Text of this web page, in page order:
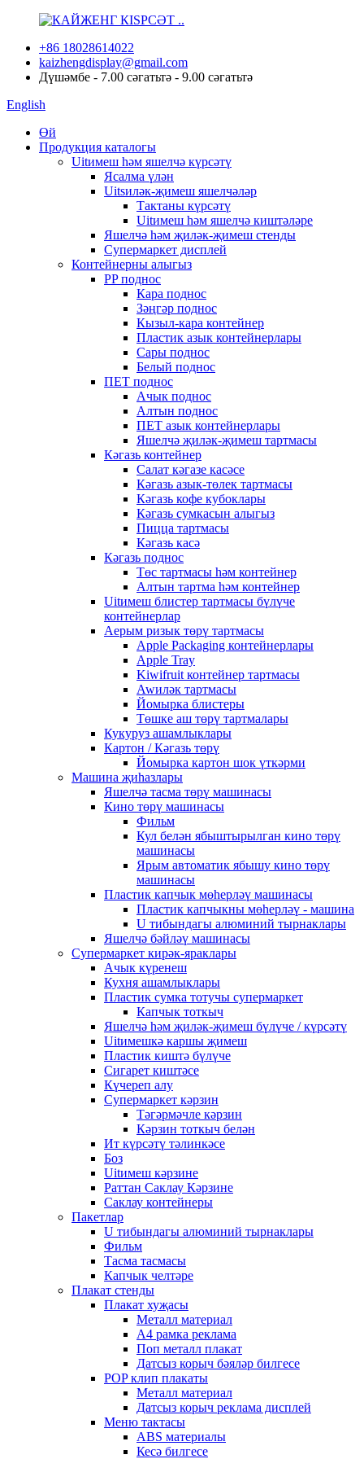
+86 18028614022
kaizhengdisplay@gmail.com
Дүшәмбе - 7.00 сәгатьтә - 9.00 сәгатьтә
English
Өй
Продукция каталогы
Uitимеш һәм яшелчә күрсәтү
Ясалма үлән
Uitsиләк-җимеш яшелчәләр
Тактаны күрсәтү
Uitимеш һәм яшелчә киштәләре
Яшелчә һәм җиләк-җимеш стенды
Супермаркет дисплей
Контейнерны алыгыз
PP поднос
Кара поднос
Зәңгәр поднос
Кызыл-кара контейнер
Пластик азык контейнерлары
Сары поднос
Белый поднос
ПЕТ поднос
Ачык поднос
Алтын поднос
ПЕТ азык контейнерлары
Яшелчә җиләк-җимеш тартмасы
Кәгазь контейнер
Салат кәгазе касәсе
Кәгазь азык-төлек тартмасы
Кәгазь кофе кубоклары
Кәгазь сумкасын алыгыз
Пицца тартмасы
Кәгазь касә
Кәгазь поднос
Төс тартмасы һәм контейнер
Алтын тартма һәм контейнер
Uitимеш блистер тартмасы бүлүче
контейнерлар
Аерым ризык төрү тартмасы
Apple Packaging контейнерлары
Apple Tray
Kiwifruit контейнер тартмасы
Awиләк тартмасы
Йомырка блистеры
Төшке аш төрү тартмалары
Кукуруз ашамлыклары
Картон / Кәгазь төрү
Йомырка картон шок үткәрми
Машина җиһазлары
Яшелчә тасма төрү машинасы
Кино төрү машинасы
Фильм
Кул белән ябыштырылган кино төрү
машинасы
Ярым автоматик ябышу кино төрү
машинасы
Пластик капчык мөһерләү машинасы
Пластик капчыкны мөһерләү - машина
U тибындагы алюминий тырнаклары
Яшелчә бәйләү машинасы
Супермаркет кирәк-яраклары
Ачык күренеш
Кухня ашамлыклары
Пластик сумка тотучы супермаркет
Капчык тоткыч
Яшелчә һәм җиләк-җимеш бүлүче / күрсәтү
Uitимешкә каршы җимеш
Пластик киштә бүлүче
Сигарет киштәсе
Күчереп алу
Супермаркет кәрзин
Тәгәрмәчле кәрзин
Кәрзин тоткыч белән
Ит күрсәтү тәлинкәсе
Боз
Uitимеш кәрзине
Раттан Саклау Кәрзине
Саклау контейнеры
Пакетлар
U тибындагы алюминий тырнаклары
Фильм
Тасма тасмасы
Капчык челтәре
Плакат стенды
Плакат хуҗасы
Металл материал
А4 рамка реклама
Поп металл плакат
Датсыз корыч бәяләр билгесе
POP клип плакаты
Металл материал
Датсыз корыч реклама дисплей
Меню тактасы
ABS материалы
Кесә билгесе